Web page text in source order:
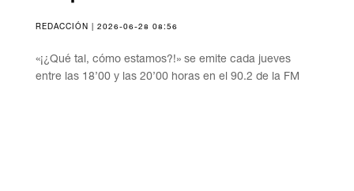
REDACCIÓN | 2026-06-28 08:56
«¡¿Qué tal, cómo estamos?!» se emite cada jueves
entre las 18’00 y las 20’00 horas en el 90.2 de la FM